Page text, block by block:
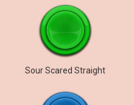
Sour Scared Straight